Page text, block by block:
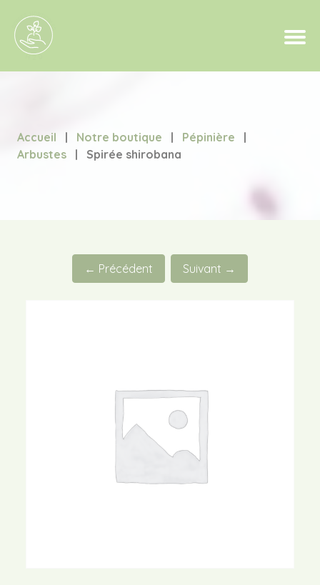
Accueil | Notre boutique | Pépinière
|
Arbustes
| Spirée shirobana
← Précédent Suivant →